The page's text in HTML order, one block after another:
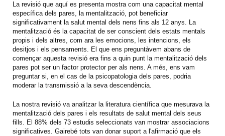
La revisió que aquí es presenta mostra com una capacitat mental
específica dels pares, la mentalització, pot beneficiar
significativament la salut mental dels nens fins als 12 anys. La
mentalització és la capacitat de ser conscient dels estats mentals
propis i dels altres, com ara les emocions, les intencions, els
desitjos i els pensaments. El que ens preguntàvem abans de
començar aquesta revisió era fins a quin punt la mentalització dels
pares pot ser un factor protector per als nens. A més, ens vam
preguntar si, en el cas de la psicopatologia dels pares, podria
moderar la transmissió a la seva descendència.
La nostra revisió va analitzar la literatura científica que mesurava la
mentalització dels pares i els resultats de salut mental dels seus
fills. El 88% dels 73 estudis seleccionats van mostrar associacions
significatives. Gairebé tots van donar suport a l'afirmació que els